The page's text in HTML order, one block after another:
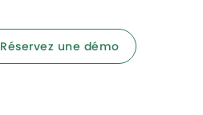
Réservez une démo